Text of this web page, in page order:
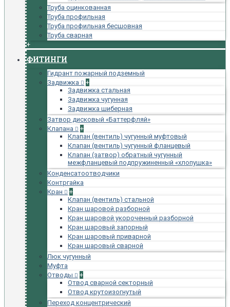
Труба оцинкованная
Труба профильная
Труба профильная бесшовная
Труба сварная
+
ФИТИНГИ
Гидрант пожарный подземный
Задвижка
+
Задвижка стальная
Задвижка чугунная
Задвижка шиберная
Затвор дисковый «Баттерфляй»
Клапана
+
Клапан (вентиль) чугунный муфтовый
Клапан (вентиль) чугунный фланцевый
Клапан (затвор) обратный чугунный
межфланцевый подпружиненный «хлопушка»
Конденсатоотводчики
Контргайка
Кран
+
Клапан (вентиль) стальной
Кран шаровой разборной
Кран шаровой укороченный разборной
Кран шаровый запорный
Кран шаровый приварной
Кран шаровый сварной
Люк чугунный
Муфта
Отводы
+
Отвод сварной секторный
Отвод крутоизогнутый
Переход концентрический